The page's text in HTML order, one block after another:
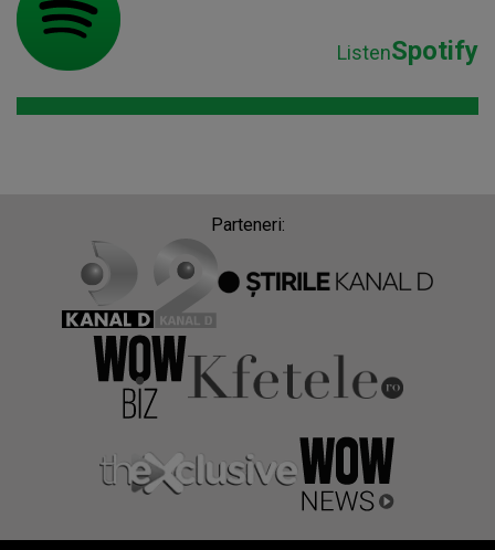
ListenSpotify
Parteneri: